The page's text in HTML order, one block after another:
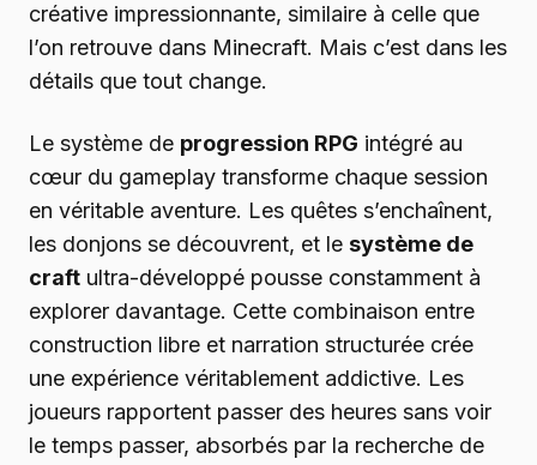
créative impressionnante, similaire à celle que
l’on retrouve dans Minecraft. Mais c’est dans les
détails que tout change.
Le système de progression RPG intégré au
cœur du gameplay transforme chaque session
en véritable aventure. Les quêtes s’enchaînent,
les donjons se découvrent, et le système de
craft ultra-développé pousse constamment à
explorer davantage. Cette combinaison entre
construction libre et narration structurée crée
une expérience véritablement addictive. Les
joueurs rapportent passer des heures sans voir
le temps passer, absorbés par la recherche de